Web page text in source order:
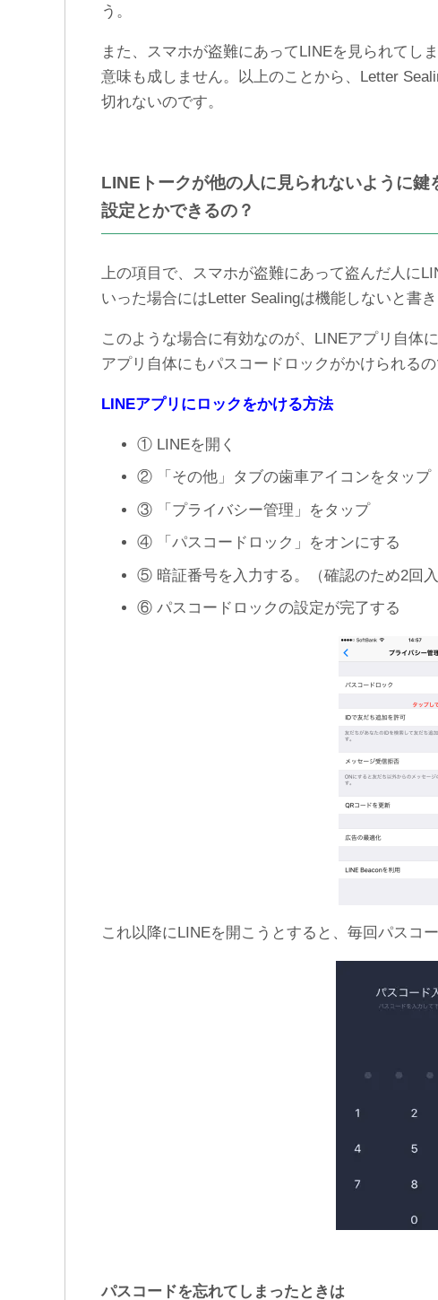
う。
また、スマホが盗難にあってLINEを見られてし
意味も成しません。以上のことから、Letter
切れないのです。
LINEトークが他の人に見られないように
設定とかできるの？
上の項目で、スマホが盗難にあって盗んだ人に
いった場合にはLetter Sealingは機能しないと書き
このような場合に有効なのが、LINEアプリ自体
アプリ自体にもパスコードロックがかけられるの
LINEアプリにロックをかける方法
① LINEを開く
② 「その他」タブの歯車アイコンをタップ
③ 「プライバシー管理」をタップ
④ 「パスコードロック」をオンにする
⑤ 暗証番号を入力する。（確認のため2回入
⑥ パスコードロックの設定が完了する
これ以降にLINEを開こうとすると、毎回パスコ
パスコードを忘れてしまったときは